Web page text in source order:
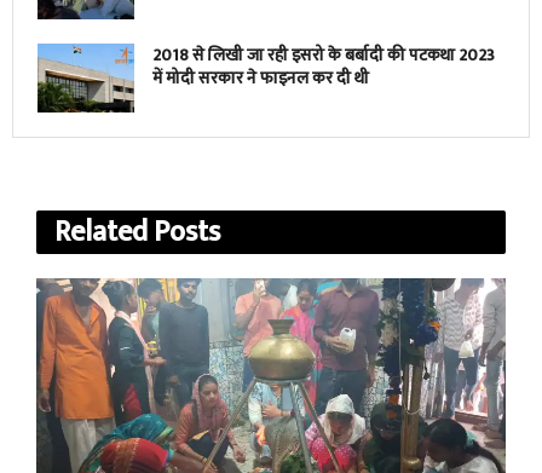
2018 से लिखी जा रही इसरो के बर्बादी की पटकथा 2023
में मोदी सरकार ने फाइनल कर दी थी
RelatedPosts